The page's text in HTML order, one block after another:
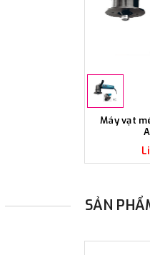
Máy vạt
SẢN